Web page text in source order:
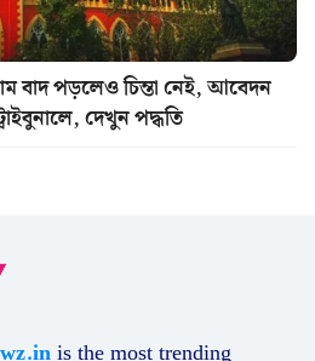
বাদ পড়লেও চিন্তা নেই, আবেদন
দেখুন পদ্ধতি
is the most trending